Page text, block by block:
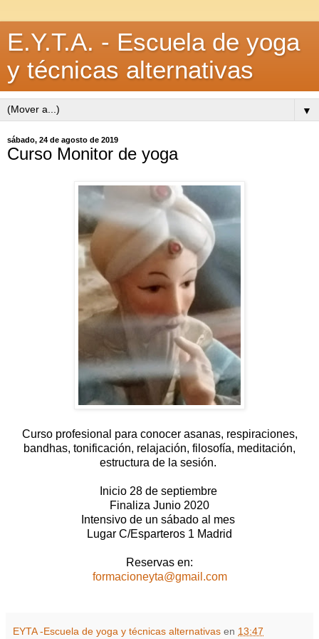
E.Y.T.A. - Escuela de yoga
y técnicas alternativas
▼
sábado, 24 de agosto de 2019
Curso Monitor de yoga
Curso profesional para conocer asanas, respiraciones,
bandhas, tonificación, relajación, filosofía, meditación,
estructura de la sesión.
Inicio 28 de septiembre
Finaliza Junio 2020
Intensivo de un sábado al mes
Lugar C/Esparteros 1 Madrid
Reservas en:
formacioneyta@gmail.com
EYTA -Escuela de yoga y técnicas alternativas en 13:47